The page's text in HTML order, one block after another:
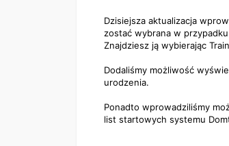
Dzisiejsza aktualizacja
zostać wybrana w
Znajdziesz ją wybierając
Dodaliśmy możliwość
urodzenia.
Ponadto wprowadziliśmy
list startowych systemu